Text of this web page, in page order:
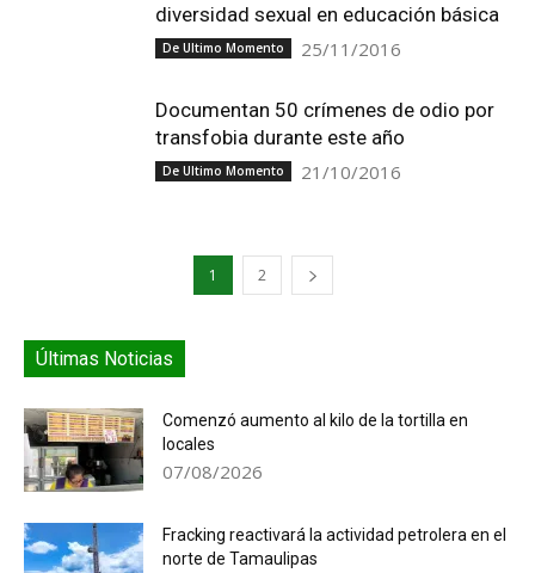
diversidad sexual en educación básica
De Ultimo Momento 25/11/2016
Documentan 50 crímenes de odio por
transfobia durante este año
De Ultimo Momento 21/10/2016
1 2
Últimas Noticias
Comenzó aumento al kilo de la tortilla en
locales
07/08/2026
Fracking reactivará la actividad petrolera en el
norte de Tamaulipas